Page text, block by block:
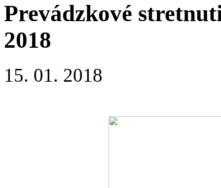
Prevádzkové
2018
15. 01. 2018